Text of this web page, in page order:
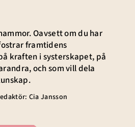
Oavsett om du har
framtidens
kraften i systerskapet, på
och som vill dela
Cia Jansson